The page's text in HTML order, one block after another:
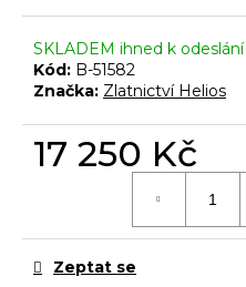
SKLADEM ihned k odeslání
Kód: B-51582
Značka: Zlatnictví Helios
17 250 Kč
Zeptat se
č
u
e
e